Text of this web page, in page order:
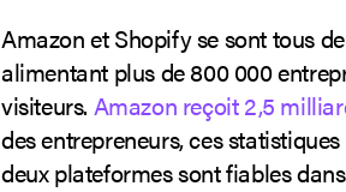
Amazon et Shopify se sont tous
alimentant plus de 800 000
visiteurs. Amazon reçoit 2,5
des entrepreneurs, ces
deux plateformes sont fiables